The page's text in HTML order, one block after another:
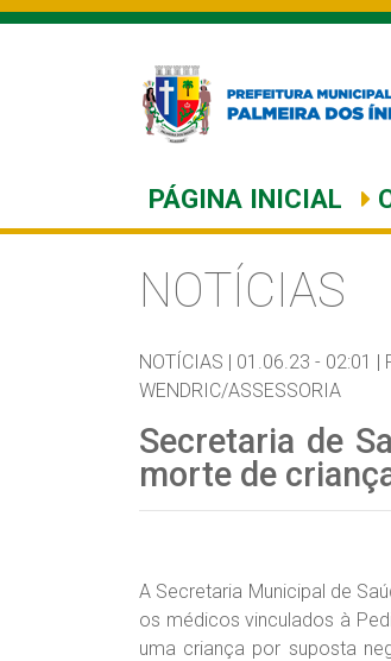
PÁGINA INICIAL
NOTÍCIAS
NOTÍCIAS | 01.06.23 - 02:01 |
WENDRIC/ASSESSORIA
Secretaria de
morte de
A Secretaria Municipal de
os médicos vinculados à
uma criança por suposta